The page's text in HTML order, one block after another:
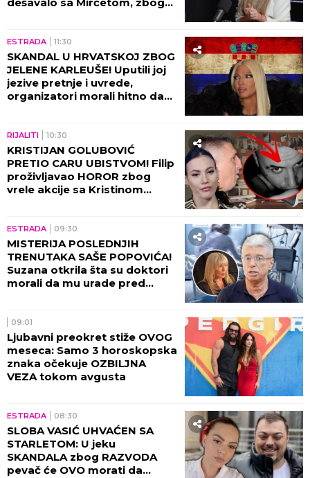
ESTRADA 11:30
SKANDAL U HRVATSKOJ ZBOG
JELENE KARLEUŠE! Uputili joj
jezive pretnje i uvrede,
organizatori morali hitno da
RIJALITI 10:30
KRISTIJAN GOLUBOVIĆ
PRETIO CARU UBISTVOM! Filip
proživljavao HOROR zbog
vrele akcije sa Kristinom
ESTRADA 09:30
MISTERIJA POSLEDNJIH
TRENUTAKA SAŠE POPOVIĆA!
Suzana otkrila šta su doktori
morali da mu urade pred
09:01
Ljubavni preokret stiže OVOG
meseca: Samo 3 horoskopska
znaka očekuje OZBILJNA
VEZA tokom avgusta
ESTRADA 08:30
SLOBA VASIĆ UHVAĆEN SA
STARLETOM: U jeku
SKANDALA zbog RAZVODA
pevač će OVO morati da